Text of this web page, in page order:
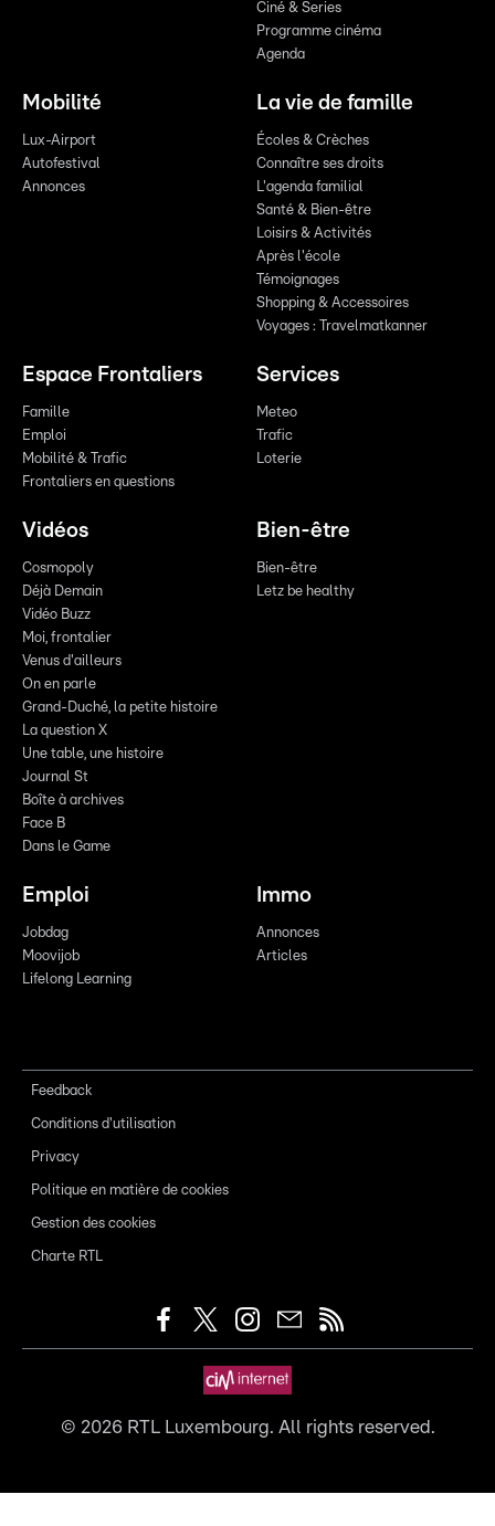
Ciné & Series
Programme cinéma
Agenda
Mobilité
Lux-Airport
Autofestival
Annonces
La vie de famille
Écoles & Crèches
Connaître ses droits
L'agenda familial
Santé & Bien-être
Loisirs & Activités
Après l'école
Témoignages
Shopping & Accessoires
Voyages : Travelmatkanner
Espace Frontaliers
Famille
Emploi
Mobilité & Trafic
Frontaliers en questions
Services
Meteo
Trafic
Loterie
Vidéos
Cosmopoly
Déjà Demain
Vidéo Buzz
Moi, frontalier
Venus d'ailleurs
On en parle
Grand-Duché, la petite histoire
La question X
Une table, une histoire
Journal St
Boîte à archives
Face B
Dans le Game
Bien-être
Bien-être
Letz be healthy
Emploi
Jobdag
Moovijob
Lifelong Learning
Immo
Annonces
Articles
Feedback
Conditions d'utilisation
Privacy
Politique en matière de cookies
Gestion des cookies
Charte RTL
© 2026RTL Luxembourg. All rights reserved.